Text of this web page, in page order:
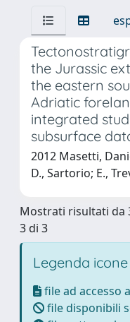
the Jurassic
the eastern
Adriatic
integrated
subsurface
2012 Masetti,
D., Sartorio; E.,
Mostrati risultati da
3 di 3
Legenda icone
file ad accesso
file disponibili